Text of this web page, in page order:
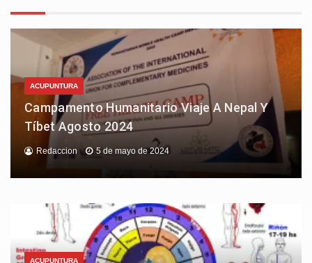
ACUPUNTURA
Campamento Humanitario Viaje A Nepal Y
Tíbet Agosto 2024
Redaccion 5 de mayo de 2024
ACUPUNTURA